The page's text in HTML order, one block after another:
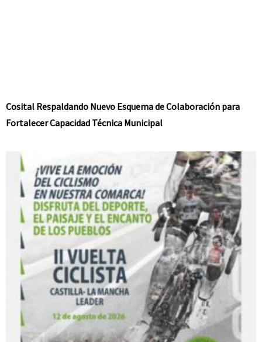
Cosital Respaldando Nuevo Esquema de Colaboración para
Fortalecer Capacidad Técnica Municipal